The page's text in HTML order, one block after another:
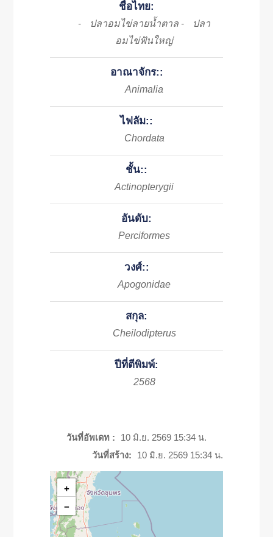
ชื่อไทย:
- ปลาอมไข่ลายน้ำตาล -
ปลา
อมไข่ฟันใหญ่
อาณาจักร::
Animalia
ไฟลัม::
Chordata
ชั้น::
Actinopterygii
อันดับ:
Perciformes
วงศ์::
Apogonidae
สกุล:
Cheilodipterus
ปีที่ตีพิมพ์:
2568
วันที่อัพเดท :
10 มิ.ย. 2569 15:34 น.
วันที่สร้าง:
10 มิ.ย. 2569 15:34 น.
+
−